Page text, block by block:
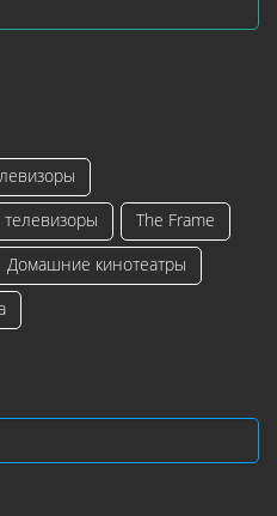
телевизоры
The Frame
Домашние кинотеатры